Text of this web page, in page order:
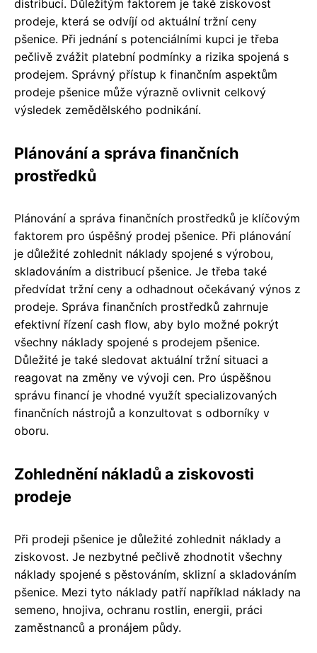
distribucí. Důležitým faktorem je také ziskovost
prodeje, která se odvíjí od aktuální tržní ceny
pšenice. Při jednání s potenciálními kupci je třeba
pečlivě zvážit platební podmínky a rizika spojená s
prodejem. Správný přístup k finančním aspektům
prodeje pšenice může výrazně ovlivnit celkový
výsledek zemědělského podnikání.
Plánování a správa finančních
prostředků
Plánování a správa finančních prostředků je klíčovým
faktorem pro úspěšný prodej pšenice. Při plánování
je důležité zohlednit náklady spojené s výrobou,
skladováním a distribucí pšenice. Je třeba také
předvídat tržní ceny a odhadnout očekávaný výnos z
prodeje. Správa finančních prostředků zahrnuje
efektivní řízení cash flow, aby bylo možné pokrýt
všechny náklady spojené s prodejem pšenice.
Důležité je také sledovat aktuální tržní situaci a
reagovat na změny ve vývoji cen. Pro úspěšnou
správu financí je vhodné využít specializovaných
finančních nástrojů a konzultovat s odborníky v
oboru.
Zohlednění nákladů a ziskovosti
prodeje
Při prodeji pšenice je důležité zohlednit náklady a
ziskovost. Je nezbytné pečlivě zhodnotit všechny
náklady spojené s pěstováním, sklizní a skladováním
pšenice. Mezi tyto náklady patří například náklady na
semeno, hnojiva, ochranu rostlin, energii, práci
zaměstnanců a pronájem půdy.